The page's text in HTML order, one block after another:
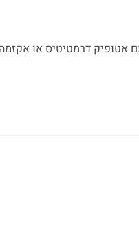
אטופיק דרמטיטיס או אקזמה